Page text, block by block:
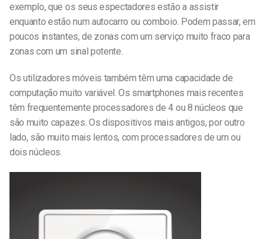
exemplo, que os seus espectadores estão a assistir
enquanto estão num autocarro ou comboio. Podem passar, em
poucos instantes, de zonas com um serviço muito fraco para
zonas com um sinal potente.
Os utilizadores móveis também têm uma capacidade de
computação muito variável. Os smartphones mais recentes
têm frequentemente processadores de 4 ou 8 núcleos que
são muito capazes. Os dispositivos mais antigos, por outro
lado, são muito mais lentos, com processadores de um ou
dois núcleos.